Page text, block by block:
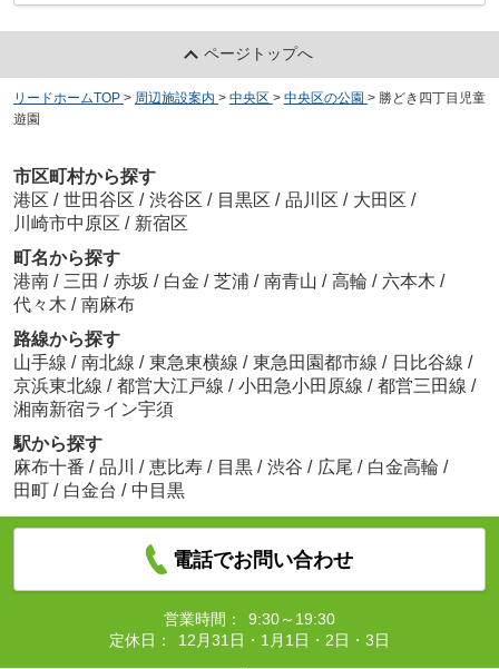
ページトップへ
リードホームTOP > 周辺施設案内 > 中央区 > 中央区の公園 > 勝どき四丁目児童
遊園
市区町村から探す
港区 / 世田谷区 / 渋谷区 / 目黒区 / 品川区 / 大田区 /
川崎市中原区 / 新宿区
町名から探す
港南 / 三田 / 赤坂 / 白金 / 芝浦 / 南青山 / 高輪 / 六本木 /
代々木 / 南麻布
路線から探す
山手線 / 南北線 / 東急東横線 / 東急田園都市線 / 日比谷線 /
京浜東北線 / 都営大江戸線 / 小田急小田原線 / 都営三田線 /
湘南新宿ライン宇須
駅から探す
麻布十番 / 品川 / 恵比寿 / 目黒 / 渋谷 / 広尾 / 白金高輪 /
田町 / 白金台 / 中目黒
電話でお問い合わせ
営業時間：
9:30～19:30
定休日：
12月31日・1月1日・2日・3日